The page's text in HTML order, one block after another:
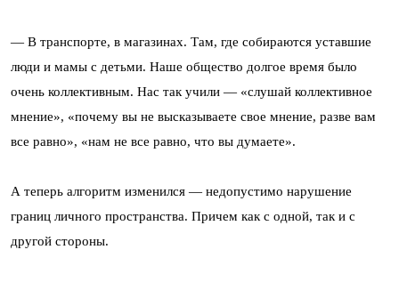
— В транспорте, в магазинах. Там, где собираются уставшие
люди и мамы с детьми. Наше общество долгое время было
очень коллективным. Нас так учили — «слушай коллективное
мнение», «почему вы не высказываете свое мнение, разве вам
все равно», «нам не все равно, что вы думаете».
А теперь алгоритм изменился — недопустимо нарушение
границ личного пространства. Причем как с одной, так и с
другой стороны.